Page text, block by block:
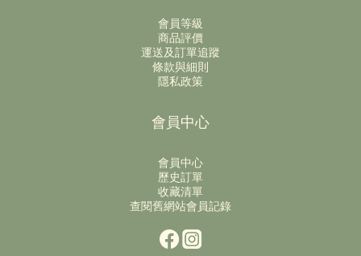
會員等級
商品評價
運送及訂單追蹤
條款與細則
隱私政策
會員中心
會員中心
歷史訂單
收藏清單
查閱舊網站會員記錄